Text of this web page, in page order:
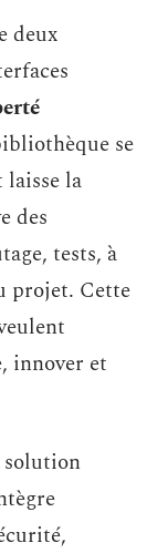
deux
se
laisse la
des
tests, à
projet. Cette
innover et
solution